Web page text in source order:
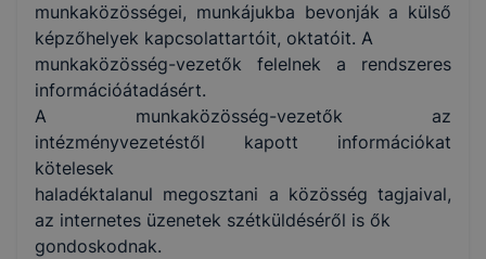
munkaközösségei, munkájukba bevonják a külső
képzőhelyek kapcsolattartóit, oktatóit. A
munkaközösség-vezetők felelnek a rendszeres
információátadásért.
A munkaközösség-vezetők az
intézményvezetéstől kapott információkat
kötelesek
haladéktalanul megosztani a közösség tagjaival,
az internetes üzenetek szétküldéséről is ők
gondoskodnak.